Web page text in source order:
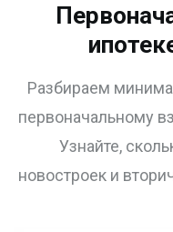
банков и
Разбираем
первоначальному
Узнайте,
новостроек и